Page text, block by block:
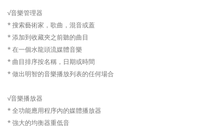
√音樂管理器
* 搜索藝術家，歌曲，混音或蓋
* 添加到收藏夾之前聽的曲目
* 在一個水龍頭流媒體音樂
* 曲目排序按名稱，日期或時間
* 做出明智的音樂播放列表的任何場合
√音樂播放器
* 全功能應用程序內的媒體播放器
* 強大的均衡器重低音